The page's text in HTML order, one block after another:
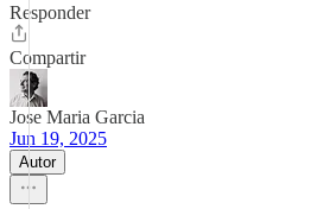
Responder
Compartir
Jose Maria Garcia
Jun 19, 2025
Autor